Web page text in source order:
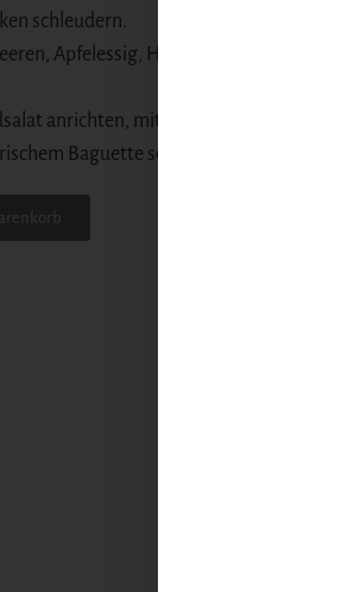
schleudern.
Apfelessig, Honig und 2 EL Olivenöl
anrichten, mit
Baguette servieren.